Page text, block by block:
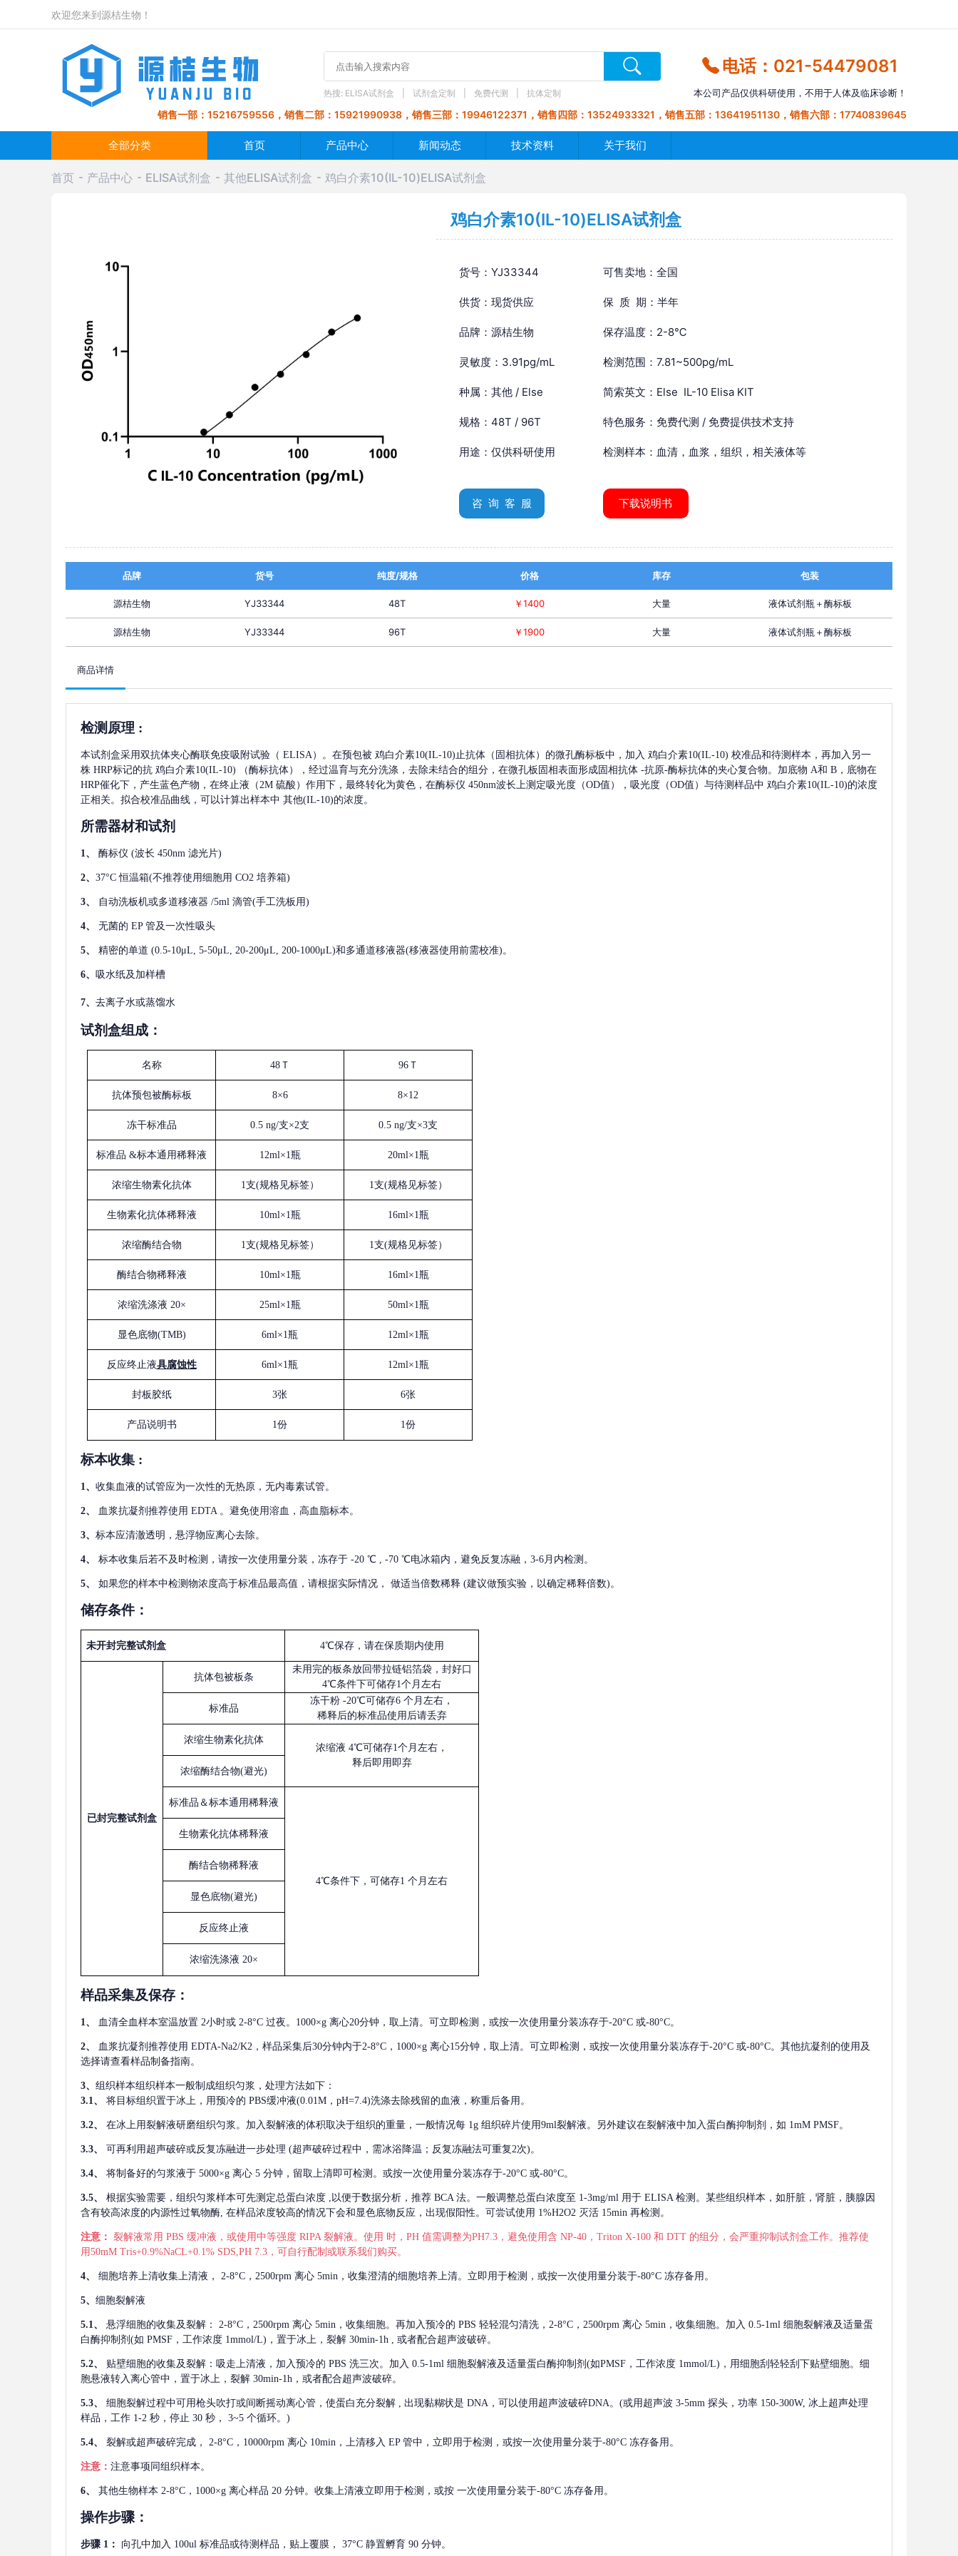
欢迎您来到源桔生物！
热搜: ELISA试剂盒 试剂盒定制 免费代测 抗体定制
电话：021-54479081
本公司产品仅供科研使用，不用于人体及临床诊断！
销售一部：15216759556，销售二部：15921990938，销售三部：19946122371，销售四部：13524933321，销售五部：13641951130，销售六部：17740839645
全部分类 首页 产品中心 新闻动态 技术资料 关于我们
首页 产品中心 ELISA试剂盒 其他ELISA试剂盒 鸡白介素10(IL-10)ELISA试剂盒
鸡白介素10(IL-10)ELISA试剂盒
货号：YJ33344 可售卖地：全国
供货：现货供应 保 质 期：半年
品牌：源桔生物 保存温度：2-8℃
灵敏度：3.91pg/mL 检测范围：7.81~500pg/mL
种属：其他 / Else 简索英文：Else IL-10 Elisa KIT
规格：48T / 96T 特色服务：免费代测 / 免费提供技术支持
用途：仅供科研使用 检测样本：血清，血浆，组织，相关液体等
咨 询 客 服 下载说明书
品牌 货号 纯度/规格 价格 库存 包装
源桔生物 YJ33344 48T ￥1400 大量 液体试剂瓶＋酶标板
源桔生物 YJ33344 96T ￥1900 大量 液体试剂瓶＋酶标板
商品详情
检测原理 :
本试剂盒采用双抗体夹心酶联免疫吸附试验（ ELISA）。在预包被 鸡白介素10(IL-10)止抗体（固相抗体）的微孔酶标板中，加入 鸡白介素10(IL-10) 校准品和待测样本，再加入另一
株 HRP标记的抗 鸡白介素10(IL-10) （酶标抗体），经过温育与充分洗涤，去除未结合的组分，在微孔板固相表面形成固相抗体 -抗原-酶标抗体的夹心复合物。加底物 A和 B，底物在
HRP催化下，产生蓝色产物，在终止液（2M 硫酸）作用下，最终转化为黄色，在酶标仪 450nm波长上测定吸光度（OD值），吸光度（OD值）与待测样品中 鸡白介素10(IL-10)的浓度
正相关。拟合校准品曲线，可以计算出样本中 其他(IL-10)的浓度。
所需器材和试剂
1、 酶标仪 (波长 450nm 滤光片)
2、 37°C 恒温箱(不推荐使用细胞用 CO2 培养箱)
3、 自动洗板机或多道移液器 /5ml 滴管(手工洗板用)
4、 无菌的 EP 管及一次性吸头
5、 精密的单道 (0.5-10μL, 5-50μL, 20-200μL, 200-1000μL)和多通道移液器(移液器使用前需校准)。
6、 吸水纸及加样槽
7、 去离子水或蒸馏水
试剂盒组成：
名称 48Ｔ 96Ｔ
抗体预包被酶标板 8×6 8×12
冻干标准品 0.5 ng/支×2支 0.5 ng/支×3支
标准品 &标本通用稀释液 12ml×1瓶 20ml×1瓶
浓缩生物素化抗体 1支(规格见标签） 1支(规格见标签）
生物素化抗体稀释液 10ml×1瓶 16ml×1瓶
浓缩酶结合物 1支(规格见标签） 1支(规格见标签）
酶结合物稀释液 10ml×1瓶 16ml×1瓶
浓缩洗涤液 20× 25ml×1瓶 50ml×1瓶
显色底物(TMB) 6ml×1瓶 12ml×1瓶
反应终止液具腐蚀性 6ml×1瓶 12ml×1瓶
封板胶纸 3张 6张
产品说明书 1份 1份
标本收集 :
1、 收集血液的试管应为一次性的无热原，无内毒素试管。
2、 血浆抗凝剂推荐使用 EDTA 。避免使用溶血，高血脂标本。
3、 标本应清澈透明，悬浮物应离心去除。
4、 标本收集后若不及时检测，请按一次使用量分装，冻存于 -20 ℃ , -70 ℃电冰箱内，避免反复冻融，3-6月内检测。
5、 如果您的样本中检测物浓度高于标准品最高值，请根据实际情况， 做适当倍数稀释 (建议做预实验，以确定稀释倍数)。
储存条件：
未开封完整试剂盒 4℃保存，请在保质期内使用
已封完整试剂盒
抗体包被板条
未用完的板条放回带拉链铝箔袋，封好口
4℃条件下可储存1个月左右
标准品
冻干粉 -20℃可储存6 个月左右，
稀释后的标准品使用后请丢弃
浓缩生物素化抗体
浓缩液 4℃可储存1个月左右，
释后即用即弃
浓缩酶结合物(避光)
标准品＆标本通用稀释液
4℃条件下，可储存1 个月左右
生物素化抗体稀释液
酶结合物稀释液
显色底物(避光)
反应终止液
浓缩洗涤液 20×
样品采集及保存 ：
1、 血清全血样本室温放置 2小时或 2-8°C 过夜。1000×g 离心20分钟，取上清。可立即检测，或按一次使用量分装冻存于-20°C 或-80°C。
2、 血浆抗凝剂推荐使用 EDTA-Na2/K2，样品采集后30分钟内于2-8°C，1000×g 离心15分钟，取上清。可立即检测，或按一次使用量分装冻存于-20°C 或-80°C。其他抗凝剂的使用及
选择请查看样品制备指南。
3、 组织样本组织样本一般制成组织匀浆，处理方法如下：
3.1、
将目标组织置于冰上，用预冷的 PBS缓冲液(0.01M，pH=7.4)洗涤去除残留的血液，称重后备用。
3.2、 在冰上用裂解液研磨组织匀浆。加入裂解液的体积取决于组织的重量，一般情况每 1g 组织碎片使用9ml裂解液。另外建议在裂解液中加入蛋白酶抑制剂，如 1mM PMSF。
3.3、 可再利用超声破碎或反复冻融进一步处理 (超声破碎过程中，需冰浴降温；反复冻融法可重复2次)。
3.4、 将制备好的匀浆液于 5000×g 离心 5 分钟，留取上清即可检测。或按一次使用量分装冻存于-20°C 或-80°C。
3.5、 根据实验需要，组织匀浆样本可先测定总蛋白浓度 ,以便于数据分析，推荐 BCA 法。一般调整总蛋白浓度至 1-3mg/ml 用于 ELISA 检测。某些组织样本，如肝脏，肾脏，胰腺因
含有较高浓度的内源性过氧物酶, 在样品浓度较高的情况下会和显色底物反应，出现假阳性。可尝试使用 1%H2O2 灭活 15min 再检测。
注意： 裂解液常用 PBS 缓冲液，或使用中等强度 RIPA 裂解液。使用 时，PH 值需调整为PH7.3，避免使用含 NP-40，Triton X-100 和 DTT 的组分，会严重抑制试剂盒工作。推荐使
用50mM Tris+0.9%NaCL+0.1% SDS,PH 7.3，可自行配制或联系我们购买。
4、 细胞培养上清收集上清液， 2-8°C，2500rpm 离心 5min，收集澄清的细胞培养上清。立即用于检测，或按一次使用量分装于-80°C 冻存备用。
5、 细胞裂解液
5.1、 悬浮细胞的收集及裂解：
2-8°C，2500rpm 离心 5min，收集细胞。再加入预冷的 PBS 轻轻混匀清洗，2-8°C，2500rpm 离心 5min，收集细胞。加入 0.5-1ml 细胞裂解液及适量蛋
白酶抑制剂(如 PMSF，工作浓度 1mmol/L)，置于冰上，裂解 30min-1h , 或者配合超声波破碎。
5.2、 贴壁细胞的收集及裂解：吸走上清液，加入预冷的 PBS 洗三次。加入 0.5-1ml 细胞裂解液及适量蛋白酶抑制剂(如PMSF，工作浓度 1mmol/L)，用细胞刮轻轻刮下贴壁细胞。细
胞悬液转入离心管中，置于冰上，裂解 30min-1h，或者配合超声波破碎。
5.3、 细胞裂解过程中可用枪头吹打或间断摇动离心管，使蛋白充分裂解 , 出现黏糊状是 DNA，可以使用超声波破碎DNA。(或用超声波 3-5mm 探头，功率 150-300W, 冰上超声处理
样品，工作 1-2 秒，停止 30 秒， 3~5 个循环。)
5.4、 裂解或超声破碎完成， 2-8°C，10000rpm 离心 10min，上清移入 EP 管中，立即用于检测，或按一次使用量分装于-80°C 冻存备用。
注意： 注意事项同组织样本。
6、 其他生物样本 2-8°C，1000×g 离心样品 20 分钟。收集上清液立即用于检测，或按 一次使用量分装于-80°C 冻存备用。
操作步骤：
步骤 1： 向孔中加入 100ul 标准品或待测样品，贴上覆膜， 37°C 静置孵育 90 分钟。